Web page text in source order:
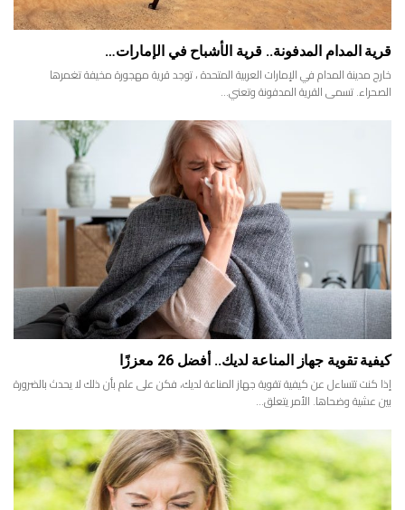
قرية المدام المدفونة.. قرية الأشباح في الإمارات…
خارج مدينة المدام في الإمارات العربية المتحدة ، توجد قرية مهجورة مخيفة تغمرها
الصحراء. تسمى القرية المدفونة وتعني…
كيفية تقوية جهاز المناعة لديك.. أفضل 26 معززًا
إذا كنت تتساءل عن كيفية تقوية جهاز المناعة لديك، فكن على علم بأن ذلك لا يحدث بالضرورة
بين عشية وضحاها. الأمر يتعلق…